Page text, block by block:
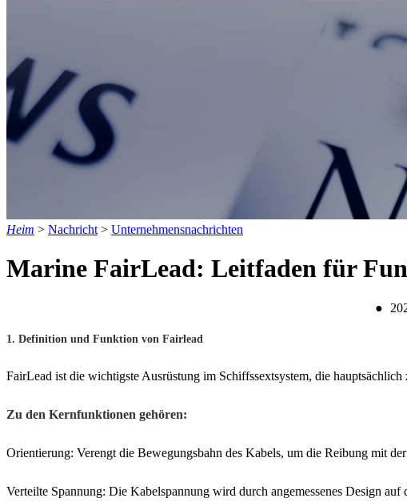
Heim > Nachricht > Unternehmensnachrichten
Marine FairLead: Leitfaden für
●
1. Definition und Funktion von Fairlead
FairLead ist die wichtigste Ausrüstung im Schiffssextsystem, die
Zu den Kernfunktionen gehören:
Orientierung: Verengt die Bewegungsbahn des Kabels, um die Reibung mit
Verteilte Spannung: Die Kabelspannung wird durch angemessenes Design